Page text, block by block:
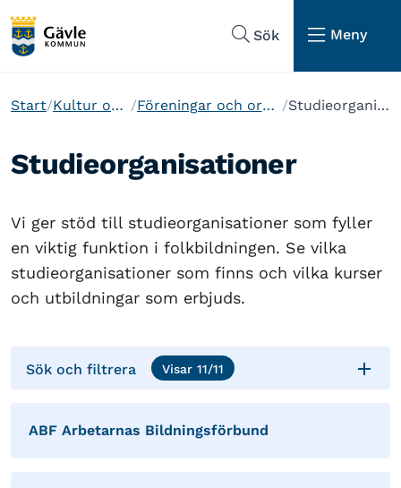
Sök
Meny
Start Kultur och fritid Föreningar och organisationer Studieorganisationer
Studieorganisationer
Vi ger stöd till studieorganisationer som fyller
en viktig funktion i folkbildningen. Se vilka
studieorganisationer som finns och vilka kurser
och utbildningar som erbjuds.
Sök och filtrera Visar 11/11 
ABF Arbetarnas Bildningsförbund